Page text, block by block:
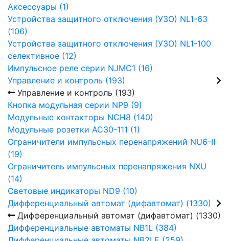
Аксессуары (1)
Устройства защитного отключения (УЗО) NL1-63
(106)
Устройства защитного отключения (УЗО) NL1-100
селективное (12)
Импульсное реле серии NJMC1 (16)
Управление и контроль (193)
Управление и контроль (193)
Кнопка модульная серии NP9 (9)
Модульные контакторы NCH8 (140)
Модульные розетки AC30-111 (1)
Ограничители импульсных перенапряжений NU6-Ⅱ
(19)
Ограничитель импульсных перенапряжения NXU
(14)
Световые индикаторы ND9 (10)
Дифференциальный автомат (дифавтомат) (1330)
Дифференциальный автомат (дифавтомат) (1330)
Дифференциальные автоматы NB1L (384)